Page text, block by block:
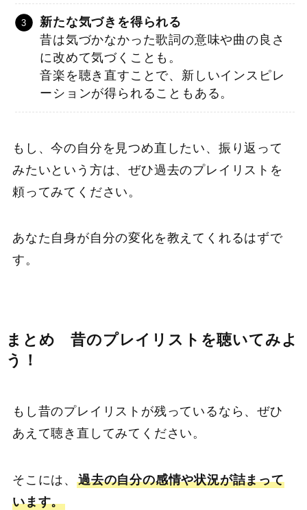
新たな気づきを得られる
昔は気づかなかった歌詞の意味や曲の良さ
に改めて気づくことも。
音楽を聴き直すことで、新しいインスピレ
ーションが得られることもある。
もし、今の自分を見つめ直したい、振り返って
みたいという方は、ぜひ過去のプレイリストを
頼ってみてください。
あなた自身が自分の変化を教えてくれるはずで
す。
まとめ
昔のプレイリストを聴いてみよ
う！
もし昔のプレイリストが残っているなら、ぜひ
あえて聴き直してみてください。
そこには、 過去の自分の感情や状況が詰まって
います。